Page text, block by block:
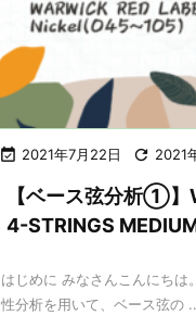
 2021年7月22日  2021
【ベース弦分析①】
4-STRINGS
はじめに みなさんこんにち
性分析を用いて、ベース弦の